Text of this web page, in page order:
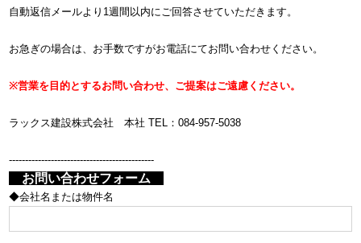
自動返信メールより1週間以内にご回答させていただきます。
お急ぎの場合は、お手数ですがお電話にてお問い合わせください。
※営業を目的とするお問い合わせ、ご提案はご遠慮ください。
ラックス建設株式会社 本社 TEL：084-957-5038
---------------------------------------------
お問い合わせフォーム
◆会社名または物件名